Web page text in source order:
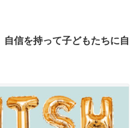
自信を持って子どもたちに自